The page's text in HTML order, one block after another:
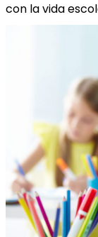
con la vida